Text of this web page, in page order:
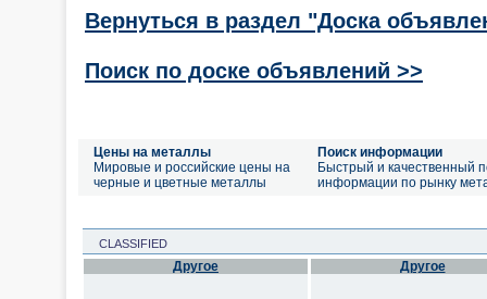
Вернуться в раздел "Доска
Поиск по доске объявлений >>
Цены на металлы
Мировые и российские цены на
черные и цветные металлы
Поиск информации
Быстрый и качественный
информации по рынку
CLASSIFIED
Другое Другое